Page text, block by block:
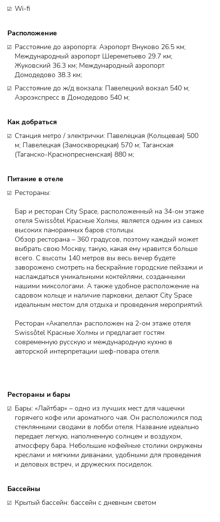
Wi-fi
Расположение
Расстояние до аэропорта: Аэропорт Внуково 26.5 км;
Международный аэропорт Шереметьево 29.7 км;
Жуковский 36.3 км; Международный аэропорт
Домодедово 38.3 км;
Расстояние до ж/д вокзала: Павелецкий вокзал 540 м;
Аэроэкспресс в Домодедово 540 м;
Как добраться
Станция метро / электрички: Павелецкая (Кольцевая) 500
м; Павелецкая (Замоскворецкая) 570 м; Таганская
(Таганско-Краснопресненская) 880 м;
Питание в отеле
Рестораны: ​
Бар и ресторан City Space, расположенный на 34-ом этаже
отеля Swissôtel Красные Холмы, является одним из самых
высоких панорамных баров столицы.
Обзор ресторана – 360 градусов, поэтому каждый может
выбрать свою Москву, такую, какая ему нравится больше
всего. С высоты 140 метров вы весь вечер будете
заворожено смотреть на бескрайние городские пейзажи и
наслаждаться уникальными коктейлями, созданными
нашими миксологами. А также удобное расположение на
садовом кольце и наличие парковки, делают City Space
идеальным местом для отдыха и проведения мероприятий.
Ресторан «Акапелла» расположен на 2-ом этаже отеля
Swissôtel Красные Холмы и предлагает гостям
современную русскую и международную кухню в
авторской интерпретации шеф-повара отеля.
Рестораны и бары
Бары: «Лайтбар» – одно из лучших мест для чашечки
горячего кофе или ароматного чая. Он расположился под
стеклянными сводами в лобби отеля. Название идеально
передает легкую, наполненную солнцем и воздухом,
атмосферу бара. Небольшие кофейные столики окружены
креслами и мягкими диванами, удобными для проведения
и деловых встреч, и дружеских посиделок.
Бассейны
Крытый бассейн: бассейн с дневным светом